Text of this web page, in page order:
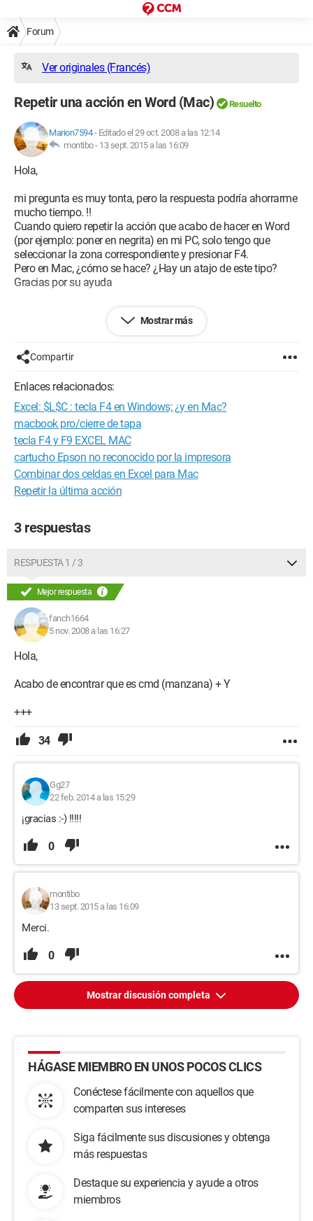
Forum
Ver originales (Francés)
Repetir una acción en Word (Mac) Resuelto
Marion7594- Editado el 29 oct. 2008 a las 12:14
montibo - 13 sept. 2015 a las 16:09
Hola,
mi pregunta es muy tonta, pero la respuesta podría ahorrarme
mucho tiempo. !!
Cuando quiero repetir la acción que acabo de hacer en Word
(por ejemplo: poner en negrita) en mi PC, solo tengo que
seleccionar la zona correspondiente y presionar F4.
Pero en Mac, ¿cómo se hace? ¿Hay un atajo de este tipo?
Gracias por su ayuda
Mostrar más
Compartir
Enlaces relacionados:
Excel: $L$C : tecla F4 en Windows; ¿y en Mac?
macbook pro/cierre de tapa
tecla F4 y F9 EXCEL MAC
cartucho Epson no reconocido por la impresora
Combinar dos celdas en Excel para Mac
Repetir la última acción
3 respuestas
RESPUESTA 1 / 3
Mejor respuesta
fanch1664
5 nov. 2008 a las 16:27
Hola,
Acabo de encontrar que es cmd (manzana) + Y
+++
34
Gg27
22 feb. 2014 a las 15:29
¡gracias :-) !!!!!
0
montibo
13 sept. 2015 a las 16:09
Merci.
0
Mostrar discusión completa
HÁGASE MIEMBRO EN UNOS POCOS CLICS
Conéctese fácilmente con aquellos que
comparten sus intereses
Siga fácilmente sus discusiones y obtenga
más respuestas
Destaque su experiencia y ayude a otros
miembros